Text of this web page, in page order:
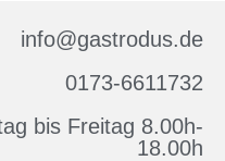
info@gastrodus.de
0173-6611732
bis Freitag 8.00h-
18.00h